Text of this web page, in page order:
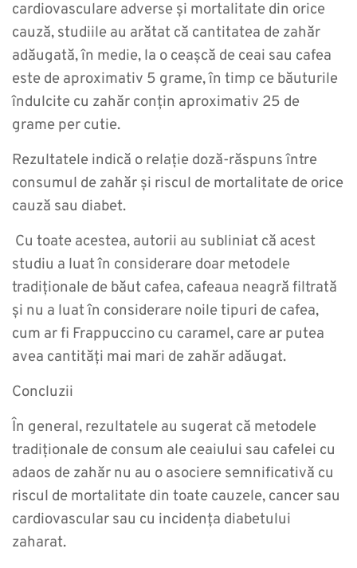
cardiovasculare adverse și mortalitate din orice
cauză, studiile au arătat că cantitatea de zahăr
adăugată, în medie, la o ceașcă de ceai sau cafea
este de aproximativ 5 grame, în timp ce băuturile
îndulcite cu zahăr conțin aproximativ 25 de
grame per cutie.
Rezultatele indică o relație doză-răspuns între
consumul de zahăr și riscul de mortalitate de orice
cauză sau diabet.
Cu toate acestea, autorii au subliniat că acest
studiu a luat în considerare doar metodele
tradiționale de băut cafea, cafeaua neagră filtrată
și nu a luat în considerare noile tipuri de cafea,
cum ar fi Frappuccino cu caramel, care ar putea
avea cantități mai mari de zahăr adăugat.
Concluzii
În general, rezultatele au sugerat că metodele
tradiționale de consum ale ceaiului sau cafelei cu
adaos de zahăr nu au o asociere semnificativă cu
riscul de mortalitate din toate cauzele, cancer sau
cardiovascular sau cu incidența diabetului
zaharat.